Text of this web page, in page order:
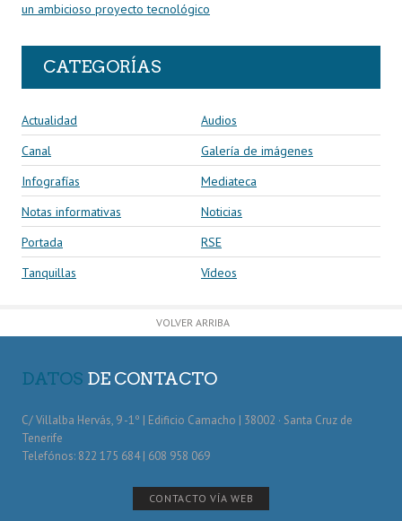
un ambicioso proyecto tecnológico
CATEGORÍAS
Actualidad
Audios
Canal
Galería de imágenes
Infografías
Mediateca
Notas informativas
Noticias
Portada
RSE
Tanquillas
Vídeos
VOLVER ARRIBA
DATOS DE CONTACTO
C/ Villalba Hervás, 9 -1º | Edificio Camacho | 38002 · Santa Cruz de
Tenerife
Telefónos: 822 175 684 | 608 958 069
CONTACTO VÍA WEB